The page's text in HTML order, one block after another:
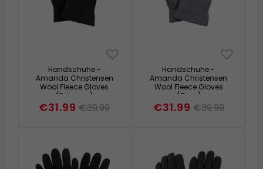
Handschuhe -
Amanda Christensen
Wool Fleece Gloves
(Schwarz)
€31.99 €39.99
Handschuhe -
Amanda Christensen
Wool Fleece Gloves
(Grau)
€31.99 €39.99